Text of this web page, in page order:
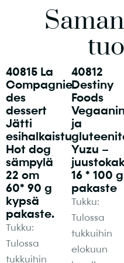
40815 La
Compagnie
des
dessert
Jätti
esihalkaistu
Hot dog
sämpylä
22 cm
60* 90 g
kypsä
pakaste.
Tukku:
Tulossa
tukkuihin
40812
Destiny
Foods
ja
Yuzu –
16 * 100 g
pakaste
Tukku:
Tulossa
tukkuihin
elokuun